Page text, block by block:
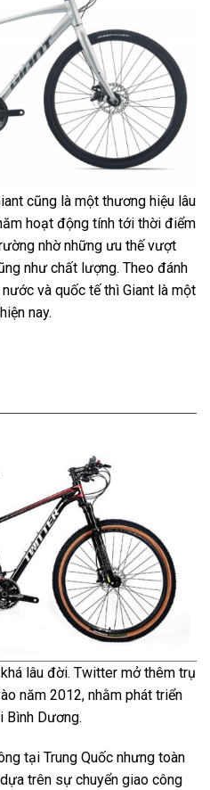
cũng là một thương hiệu lâu
hoạt động tính tới thời điểm
nhờ những ưu thế vượt
như chất lượng. Theo đánh
và quốc tế thì Giant là một
nay.
lâu đời. Twitter mở thêm trụ
năm 2012, nhằm phát triển
Bình Dương.
tại Trung Quốc nhưng toàn
trên sự chuyển giao công